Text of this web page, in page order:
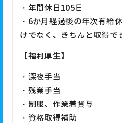
・年間休日105日
・6か月経過後の年次有給
けでなく、きちんと取得で
【福利厚生】
・深夜手当
・残業手当
・制服、作業着貸与
・資格取得補助